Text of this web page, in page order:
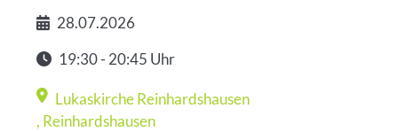
Datum
28.07.2026
Zeit
19:30 - 20:45 Uhr
Veranstaltungsort
Lukaskirche Reinhardshausen
, Reinhardshausen